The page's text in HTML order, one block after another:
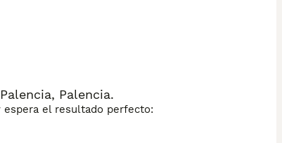
ejercicio, no es adecuado para personas
menos de 200 ejemplares en todo el mundo, por lo
un perro de caza con historia y carácter, el
Palencia.
espera el resultado perfecto: